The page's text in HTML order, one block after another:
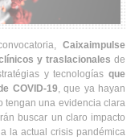
Caixaimpulse
y traslacionales de
y tecnologías que
COVID-19, que ya hayan
tengan una evidencia clara
buscar un claro impacto
la actual crisis pandémica